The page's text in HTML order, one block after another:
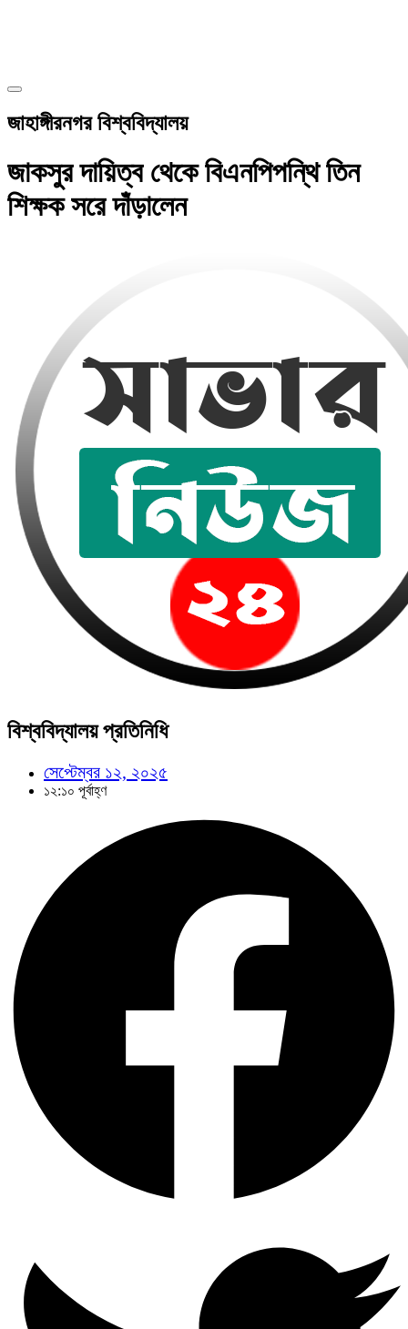
জাহাঙ্গীরনগর বিশ্ববিদ্যালয়
জাকসুর দায়িত্ব থেকে বিএনপিপন্থি তিন
শিক্ষক সরে দাঁড়ালেন
বিশ্ববিদ্যালয় প্রতিনিধি
সেপ্টেম্বর ১২, ২০২৫
১২:১০ পূর্বাহ্ণ